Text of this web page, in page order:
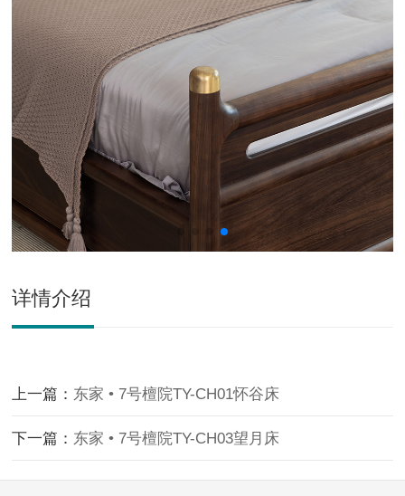
详情介绍
上一篇： 东家 • 7号檀院TY-CH01怀谷床
下一篇： 东家 • 7号檀院TY-CH03望月床